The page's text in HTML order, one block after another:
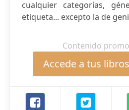
cualquier categorías,
etiqueta... excepto la de
Contenido
Accede a tus